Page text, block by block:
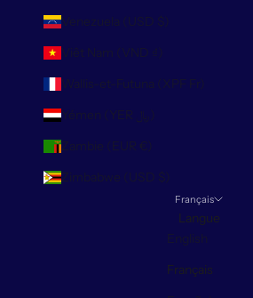
Venezuela (USD $)
Viêt Nam (VND ₫)
Wallis-et-Futuna (XPF Fr)
Yémen (YER ﷼)
Zambie (EUR €)
Zimbabwe (USD $)
Français
Langue
English
Français